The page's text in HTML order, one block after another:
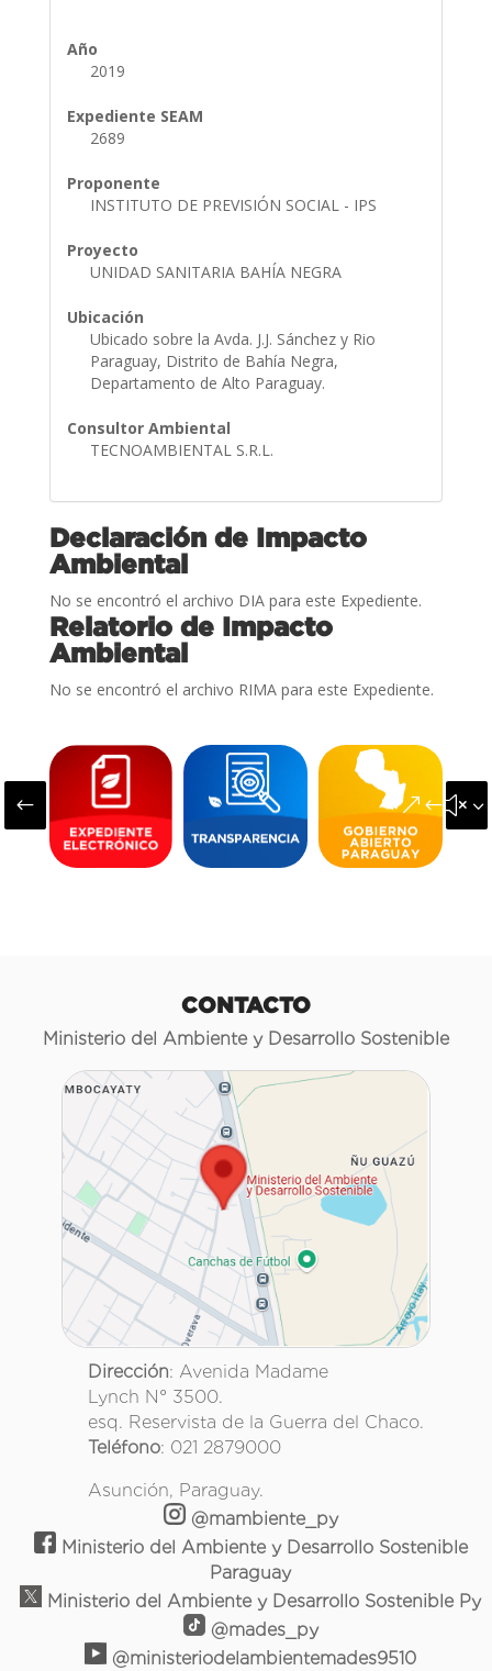
Año
2019
Expediente SEAM
2689
Proponente
INSTITUTO DE PREVISIÓN SOCIAL - IPS
Proyecto
UNIDAD SANITARIA BAHÍA NEGRA
Ubicación
Ubicado sobre la Avda. J.J. Sánchez y Rio
Paraguay, Distrito de Bahía Negra,
Departamento de Alto Paraguay.
Consultor Ambiental
TECNOAMBIENTAL S.R.L.
Declaración de Impacto
Ambiental
No se encontró el archivo DIA para este Expediente.
Relatorio de Impacto
Ambiental
No se encontró el archivo RIMA para este Expediente.
#
CONTACTO
Ministerio del Ambiente y Desarrollo Sostenible
Dirección: Avenida Madame
Lynch N° 3500.
esq. Reservista de la Guerra del Chaco.
Teléfono: 021 2879000
Asunción, Paraguay.
@mambiente_py
Ministerio del Ambiente y Desarrollo Sostenible
Paraguay
Ministerio del Ambiente y Desarrollo Sostenible Py
@mades_py
@ministeriodelambientemades9510